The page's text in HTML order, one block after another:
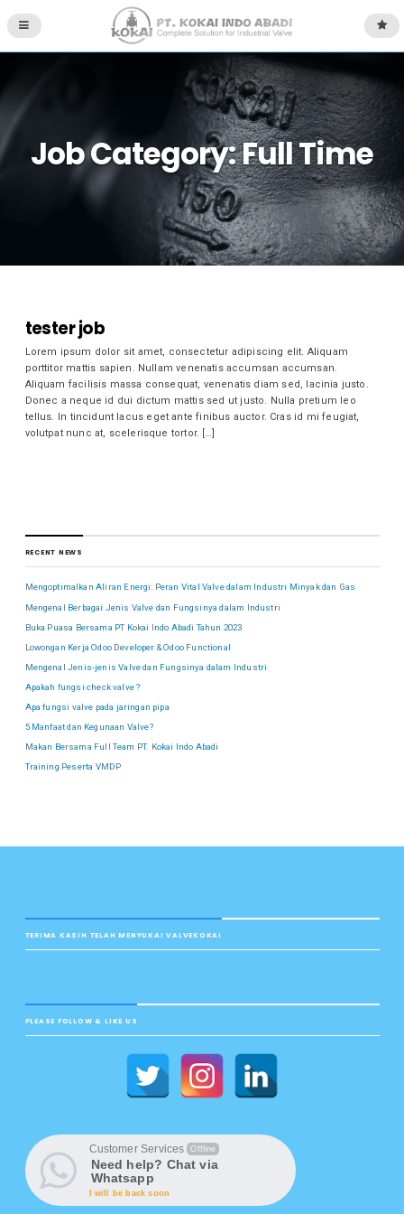
Job Category:Full Time
tester job
Lorem ipsum dolor sit amet, consectetur adipiscing elit. Aliquam
porttitor mattis sapien. Nullam venenatis accumsan accumsan.
Aliquam facilisis massa consequat, venenatis diam sed, lacinia justo.
Donec a neque id dui dictum mattis sed ut justo. Nulla pretium leo
tellus. In tincidunt lacus eget ante finibus auctor. Cras id mi feugiat,
volutpat nunc at, scelerisque tortor. […]
RECENT NEWS
Mengoptimalkan Aliran Energi: Peran Vital Valve dalam Industri Minyak dan Gas
Mengenal Berbagai Jenis Valve dan Fungsinya dalam Industri
Buka Puasa Bersama PT Kokai Indo Abadi Tahun 2023
Lowongan Kerja Odoo Developer & Odoo Functional
Mengenal Jenis-jenis Valve dan Fungsinya dalam Industri
Apakah fungsi check valve ?
Apa fungsi valve pada jaringan pipa
5 Manfaat dan Kegunaan Valve?
Makan Bersama Full Team PT. Kokai Indo Abadi
Training Peserta VMDP
TERIMA KASIH TELAH MENYUKAI VALVEKOKAI
PLEASE FOLLOW & LIKE US
Customer Services Offline
Need help? Chat via
Whatsapp
I will be back soon